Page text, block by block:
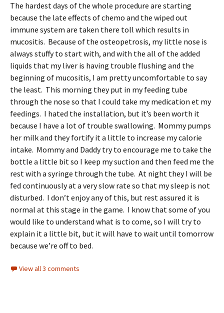
The hardest days of the whole procedure are starting
because the late effects of chemo and the wiped out
immune system are taken there toll which results in
mucositis. Because of the osteopetrosis, my little nose is
always stuffy to start with, and with the all of the added
liquids that my liver is having trouble flushing and the
beginning of mucositis, I am pretty uncomfortable to say
the least. This morning they put in my feeding tube
through the nose so that I could take my medication et my
feedings. I hated the installation, but it’s been worth it
because I have a lot of trouble swallowing. Mommy pumps
her milk and they fortify it a little to increase my calorie
intake. Mommy and Daddy try to encourage me to take the
bottle a little bit so I keep my suction and then feed me the
rest with a syringe through the tube. At night they I will be
fed continuously at a very slow rate so that my sleep is not
disturbed. I don’t enjoy any of this, but rest assured it is
normal at this stage in the game. I know that some of you
would like to understand what is to come, so I will try to
explain it a little bit, but it will have to wait until tomorrow
because we’re off to bed.
View all 3 comments